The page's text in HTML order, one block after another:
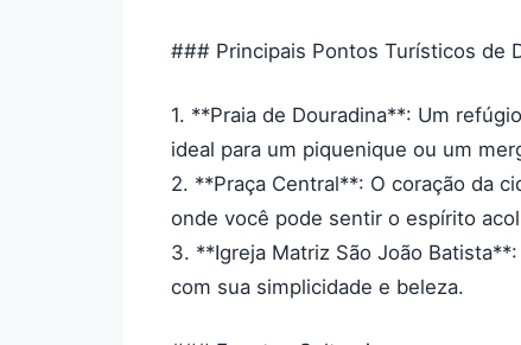
### Principais Pontos Turísticos de
1. **Praia de Douradina**: Um
ideal para um piquenique ou um
2. **Praça Central**: O coração da
onde você pode sentir o espírito
3. **Igreja Matriz São João
com sua simplicidade e beleza.